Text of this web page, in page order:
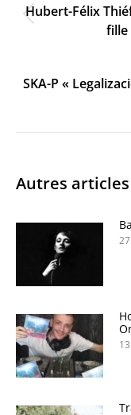
Hubert-Félix
fille
SKA-P «
Autres articles